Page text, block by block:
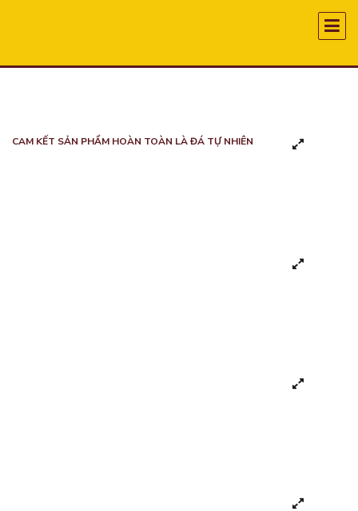
CAM KẾT SẢN PHẨM HOÀN TOÀN LÀ ĐÁ TỰ NHIÊN